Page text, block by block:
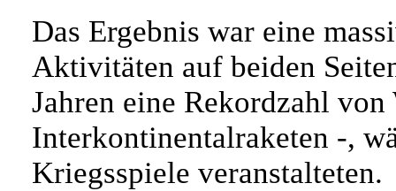
Das Ergebnis war eine
Aktivitäten auf beiden
Jahren eine Rekordzahl
Interkontinentalraketen -,
Kriegsspiele veranstalteten.